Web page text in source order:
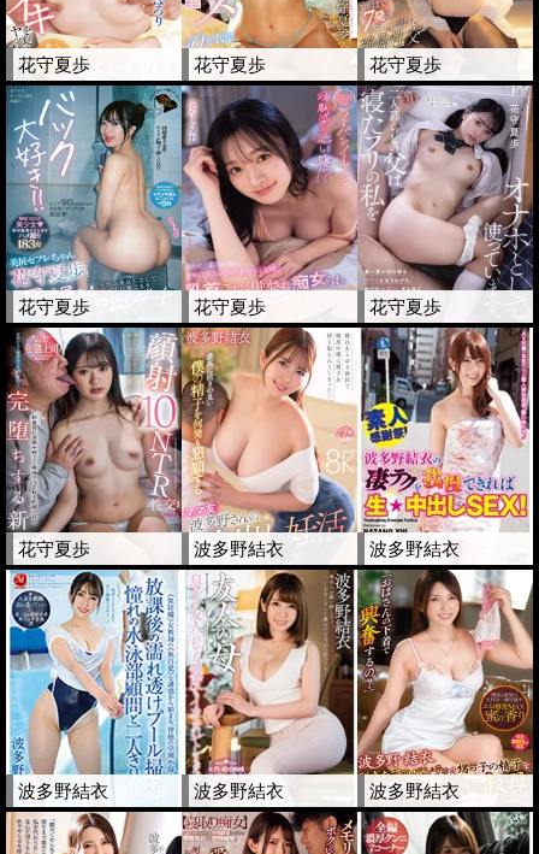
花守夏歩 花守夏歩 花守夏歩
花守夏歩 花守夏歩 花守夏歩
花守夏歩 波多野結衣 波多野結衣
波多野結衣 波多野結衣 波多野結衣